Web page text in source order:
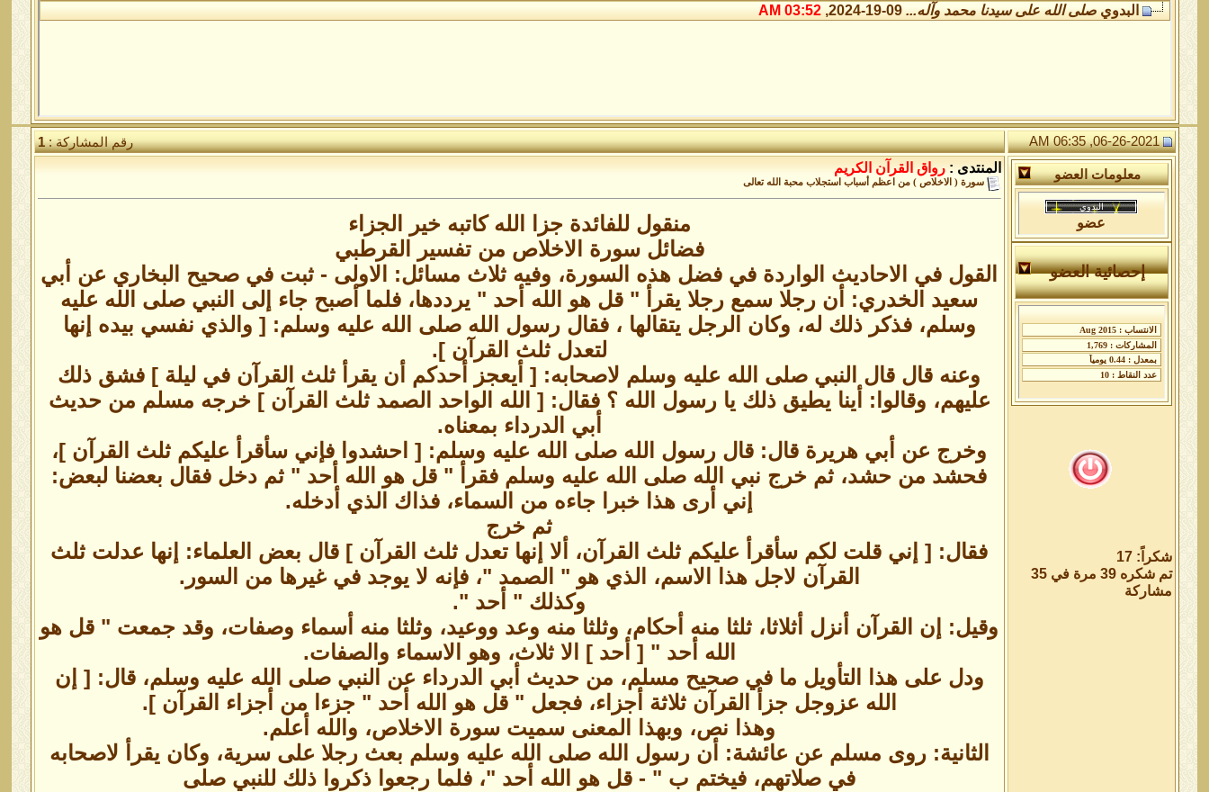
البدوي صلى الله على سيدنا محمد وآله...09-19-2024,
03:52 AM
06-26-2021, 06:35 AM رقم المشاركة :1
معلومات العضو
عضو
إحصائية العضو
شكراً: 17
تم شكره 39 مرة في 35
مشاركة
المنتدى : رواق القرآن الكريم
سورة ( الاخلاص ) من اعظم أسباب استجلاب محبة الله تعالى
منقول للفائدة جزا الله كاتبه خير الجزاء
فضائل سورة الاخلاص من تفسير القرطبي
القول في الاحاديث الواردة في فضل هذه السورة، وفيه ثلاث مسائل: الاولى - ثبت في صحيح البخاري عن أبي
سعيد الخدري: أن رجلا سمع رجلا يقرأ " قل هو الله أحد " يرددها، فلما أصبح جاء إلى النبي صلى الله عليه
وسلم، فذكر ذلك له، وكان الرجل يتقالها ، فقال رسول الله صلى الله عليه وسلم: [ والذي نفسي بيده إنها
لتعدل ثلث القرآن ].
وعنه قال قال النبي صلى الله عليه وسلم لاصحابه: [ أيعجز أحدكم أن يقرأ ثلث القرآن في ليلة ] فشق ذلك
عليهم، وقالوا: أينا يطيق ذلك يا رسول الله ؟ فقال: [ الله الواحد الصمد ثلث القرآن ] خرجه مسلم من حديث
أبي الدرداء بمعناه.
وخرج عن أبي هريرة قال: قال رسول الله صلى الله عليه وسلم: [ احشدوا فإني سأقرأ عليكم ثلث القرآن ]،
فحشد من حشد، ثم خرج نبي الله صلى الله عليه وسلم فقرأ " قل هو الله أحد " ثم دخل فقال بعضنا لبعض:
إني أرى هذا خبرا جاءه من السماء، فذاك الذي أدخله.
ثم خرج
فقال: [ إني قلت لكم سأقرأ عليكم ثلث القرآن، ألا إنها تعدل ثلث القرآن ] قال بعض العلماء: إنها عدلت ثلث
القرآن لاجل هذا الاسم، الذي هو " الصمد "، فإنه لا يوجد في غيرها من السور.
وكذلك " أحد ".
وقيل: إن القرآن أنزل أثلاثا، ثلثا منه أحكام، وثلثا منه وعد ووعيد، وثلثا منه أسماء وصفات، وقد جمعت " قل هو
الله أحد " [ أحد ] الا ثلاث، وهو الاسماء والصفات.
ودل على هذا التأويل ما في صحيح مسلم، من حديث أبي الدرداء عن النبي صلى الله عليه وسلم، قال: [ إن
الله عزوجل جزأ القرآن ثلاثة أجزاء، فجعل " قل هو الله أحد " جزءا من أجزاء القرآن ].
وهذا نص، وبهذا المعنى سميت سورة الاخلاص، والله أعلم.
الثانية: روى مسلم عن عائشة: أن رسول الله صلى الله عليه وسلم بعث رجلا على سرية، وكان يقرأ لاصحابه
في صلاتهم، فيختم ب " - قل هو الله أحد "، فلما رجعوا ذكروا ذلك للنبي صلى